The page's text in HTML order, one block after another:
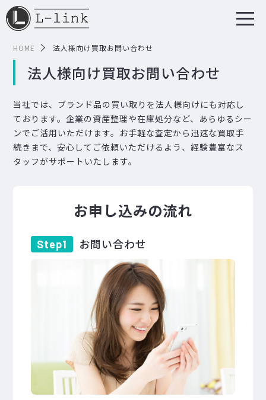
HOME 法人様向け買取お問い合わせ
法人様向け買取お問い合わせ
当社では、ブランド品の買い取りを法人様向けにも対応し
ております。企業の資産整理や在庫処分など、あらゆるシー
ンでご活用いただけます。お手軽な査定から迅速な買取手
続きまで、安心してご依頼いただけるよう、経験豊富なス
タッフがサポートいたします。
お申し込みの流れ
Step1 お問い合わせ